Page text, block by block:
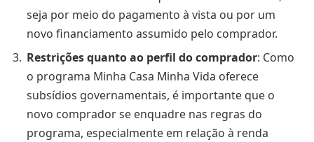
seja por meio do pagamento à vista ou por um
novo financiamento assumido pelo comprador.
Restrições quanto ao perfil do comprador: Como
o programa Minha Casa Minha Vida oferece
subsídios governamentais, é importante que o
novo comprador se enquadre nas regras do
programa, especialmente em relação à renda